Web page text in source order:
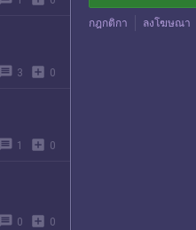
message 3 add_box 0
message 1 add_box 0
message 0 add_box 0
กฎกติกา ลงโฆษณา